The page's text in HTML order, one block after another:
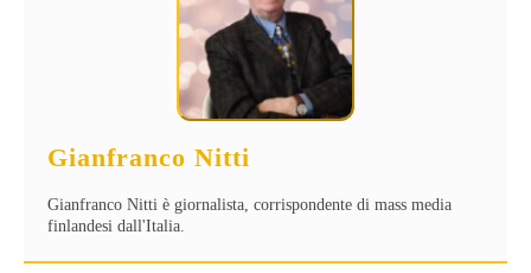
Gianfranco Nitti
Gianfranco Nitti è giornalista, corrispondente di mass media
finlandesi dall'Italia.